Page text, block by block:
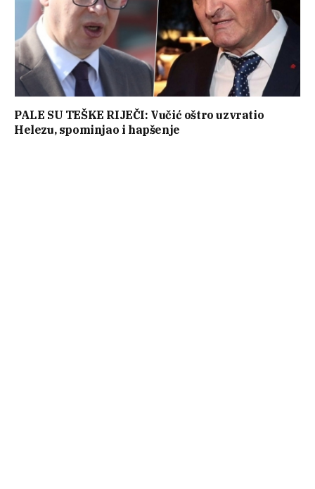
PALE SU TEŠKE RIJEČI: Vučić oštro uzvratio
Helezu, spominjao i hapšenje